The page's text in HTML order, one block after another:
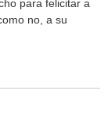
para felicitar a
no, a su